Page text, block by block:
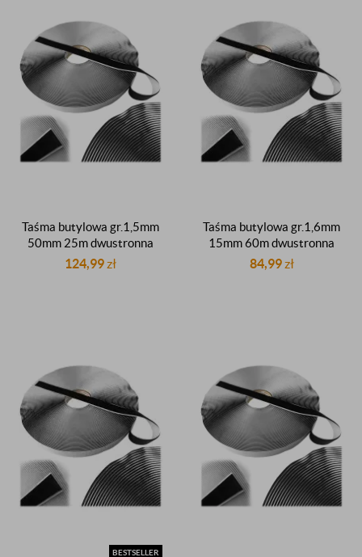
Taśma butylowa gr.1,5mm
50mm 25m dwustronna
czarna dekarska dachowa
124,99zł
Taśma butylowa gr.1,6mm
15mm 60m dwustronna
czarna dekarska butyl
84,99zł
BESTSELLER